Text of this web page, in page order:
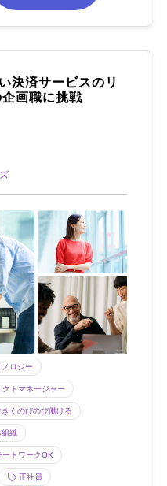
決済サービスのリ
画職に挑戦
ロジー
クトマネージャー
くのびのび働ける
組織
ートワークOK
正社員